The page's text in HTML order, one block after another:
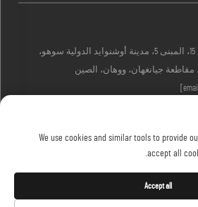
Office add : الغرفة 8، الطابق 15، المبنى 5، مدينة أوشنوايد الدولية سوهو،
مقاطعة جيانغهان، ووهان، الصين
We use cookies and similar tools to provide
accept all
Accept all